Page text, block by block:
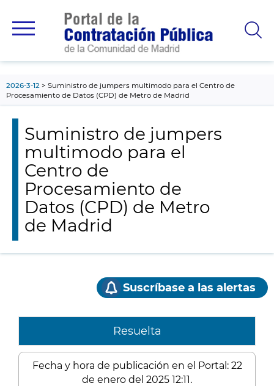
principal
2026-3-12
Suministro de jumpers multimodo para el Centro de
Procesamiento de Datos (CPD) de Metro de Madrid
Suministro de jumpers
multimodo para el
Centro de
Procesamiento de
Datos (CPD) de Metro
de Madrid
Suscríbase a las alertas
Resuelta
Fecha y hora de publicación en el Portal: 22
de enero del 2025 12:11.